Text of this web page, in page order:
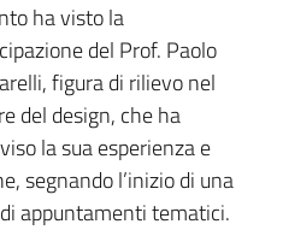
ha visto la
del Prof. Paolo
figura di rilievo nel
del design, che ha
la sua esperienza e
segnando l’inizio di una
appuntamenti tematici.